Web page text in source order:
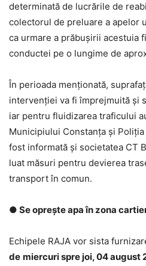
determinată de lucrările de
colectorul de preluare a apelor
ca urmare a prăbușirii acestuia
conductei pe o lungime de
În perioada menționată,
intervenției va fi împrejmuită și
iar pentru fluidizarea traficului
Municipiului Constanța și Poliția
fost informată şi societatea CT
luat măsuri pentru devierea
transport în comun.
● Se oprește apa în zona
Echipele RAJA vor sista
de miercuri spre joi, 04 august